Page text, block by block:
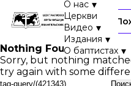
О нас ▾
Церкви
Видео ▾
Издания ▾
О баптистах ▾
Nothing Found
Sorry, but nothing
try again with some
Найти: